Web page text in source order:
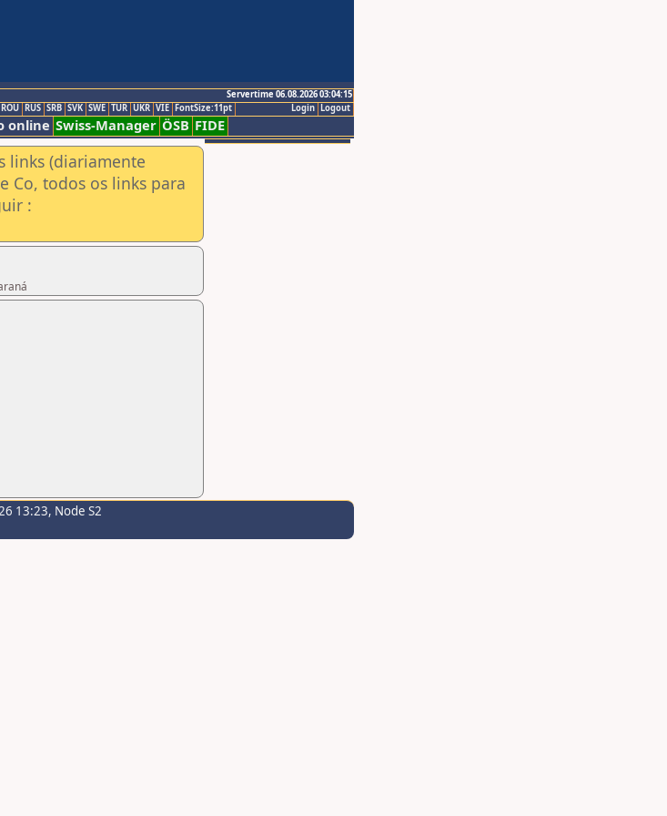
Servertime 06.08.2026 03:04:15
Logout
Login
ROU RUS SRB SVK SWE TUR UKR VIE FontSize:11pt
online Swiss-Manager ÖSB FIDE
links (diariamente
Co, todos os links para
:
13:23, Node S2